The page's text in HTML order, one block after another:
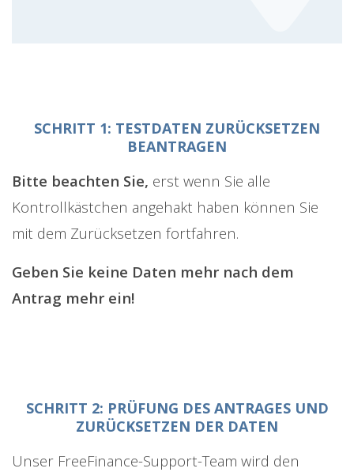
SCHRITT 1: TESTDATEN ZURÜCKSETZEN
BEANTRAGEN
Bitte beachten Sie, erst wenn Sie alle
Kontrollkästchen angehakt haben können Sie
mit dem Zurücksetzen fortfahren.
Geben Sie keine Daten mehr nach dem
Antrag mehr ein!
SCHRITT 2: PRÜFUNG DES ANTRAGES UND
ZURÜCKSETZEN DER DATEN
Unser FreeFinance-Support-Team wird den